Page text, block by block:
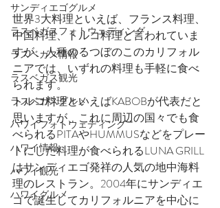
サンディエゴグルメ
ラスベガスフォトウェディング
ラスベガス情報
ラスベガス観光
ラスベガスグルメ
ハワイフォトウェディング
ハワイ情報
ハワイ観光
ハワイグルメ
世界3大料理といえば、フランス料理、
中国料理、トルコ料理と言われていま
すが、人種のるつぼのこのカリフォル
ニアでは、いずれの料理も手軽に食べ
られます。
トルコ料理といえばKABOBが代表だと
思いますが、これに周辺の国々でも食
べられるPITAやHUMMUSなどをプレー
トにした料理が食べられるLUNA GRILL
はサンディエゴ発祥の人気の地中海料
理のレストラン。2004年にサンディエ
ゴで誕生してカリフォルニアを中心に